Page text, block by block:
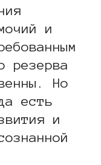
и
резерва
Но
есть
и